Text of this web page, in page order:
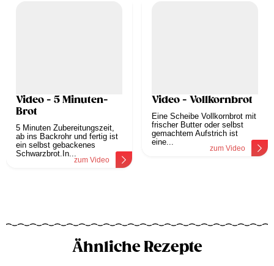
Video - 5 Minuten-
Brot
5 Minuten Zubereitungszeit,
ab ins Backrohr und fertig ist
ein selbst gebackenes
Schwarzbrot.In...
zum Video
Video - Vollkornbrot
Eine Scheibe Vollkornbrot mit
frischer Butter oder selbst
gemachtem Aufstrich ist
eine...
zum Video
Ähnliche Rezepte